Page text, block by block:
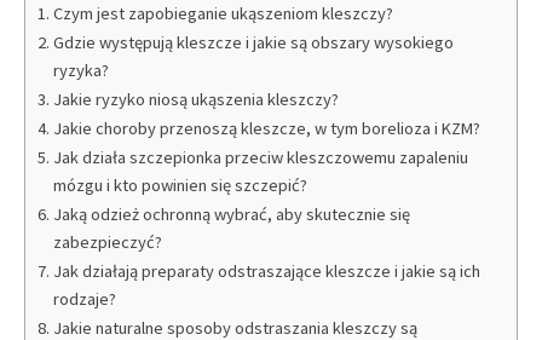
Czym jest zapobieganie ukąszeniom kleszczy?
Gdzie występują kleszcze i jakie są obszary wysokiego
ryzyka?
Jakie ryzyko niosą ukąszenia kleszczy?
Jakie choroby przenoszą kleszcze, w tym borelioza i KZM?
Jak działa szczepionka przeciw kleszczowemu zapaleniu
mózgu i kto powinien się szczepić?
Jaką odzież ochronną wybrać, aby skutecznie się
zabezpieczyć?
Jak działają preparaty odstraszające kleszcze i jakie są ich
rodzaje?
Jakie naturalne sposoby odstraszania kleszczy są